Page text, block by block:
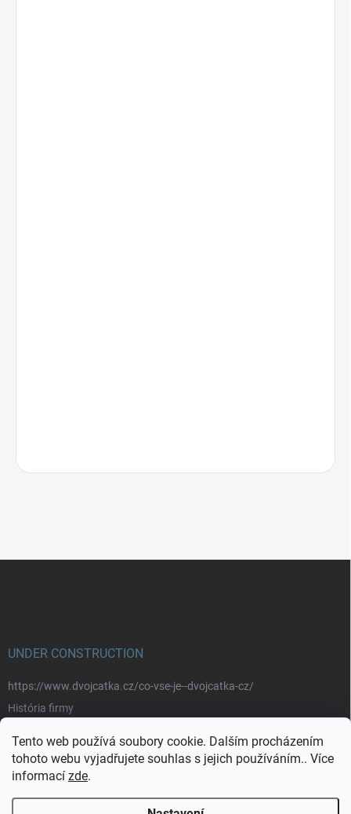
Tento web používá soubory cookie. Dalším procházením
tohoto webu vyjadřujete souhlas s jejich používáním.. Více
informací zde.
UNDER CONSTRUCTION
https://www.dvojcatka.cz/co-vse-je--dvojcatka-cz/
História firmy
Značky
https://www.dvojcatka.cz/kontakty/>